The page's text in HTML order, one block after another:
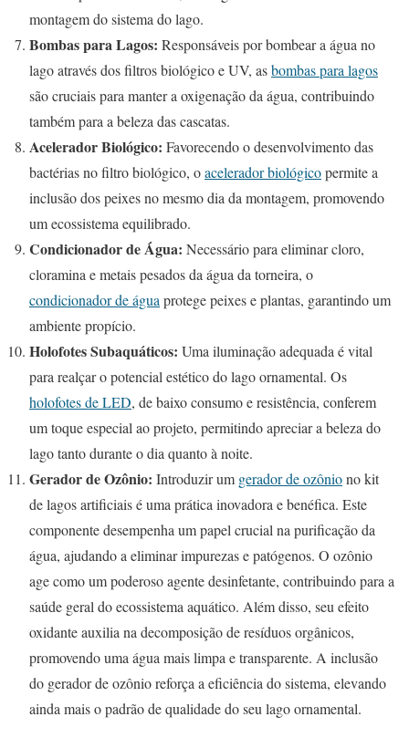
montagem do sistema do lago.
Bombas para Lagos: Responsáveis por bombear a água no
lago através dos filtros biológico e UV, asbombas para lagos
são cruciais para manter a oxigenação da água, contribuindo
também para a beleza das cascatas.
Acelerador Biológico: Favorecendo o desenvolvimento das
bactérias no filtro biológico, oacelerador biológicopermite a
inclusão dos peixes no mesmo dia da montagem, promovendo
um ecossistema equilibrado.
Condicionador de Água: Necessário para eliminar cloro,
cloramina e metais pesados da água da torneira, o
condicionador de águaprotege peixes e plantas, garantindo um
ambiente propício.
Holofotes Subaquáticos: Uma iluminação adequada é vital
para realçar o potencial estético do lago ornamental. Os
holofotes de LED, de baixo consumo e resistência, conferem
um toque especial ao projeto, permitindo apreciar a beleza do
lago tanto durante o dia quanto à noite.
Gerador de Ozônio: Introduzir um gerador de ozôniono kit
de lagos artificiais é uma prática inovadora e benéfica. Este
componente desempenha um papel crucial na purificação da
água, ajudando a eliminar impurezas e patógenos. O ozônio
age como um poderoso agente desinfetante, contribuindo para a
saúde geral do ecossistema aquático. Além disso, seu efeito
oxidante auxilia na decomposição de resíduos orgânicos,
promovendo uma água mais limpa e transparente. A inclusão
do gerador de ozônio reforça a eficiência do sistema, elevando
ainda mais o padrão de qualidade do seu lago ornamental.